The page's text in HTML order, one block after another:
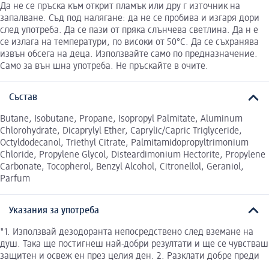
Да не се пръска към открит пламък или дру г източник на
запалване. Съд под налягане: да не се пробива и изгаря дори
след употреба. Да се пази от пряка слънчева светлина. Да н е
се излага на температури, по високи от 50°C. Да се съхранява
извън обсега на деца. Използвайте само по предназначение.
Само за вън шна употреба. Не пръскайте в очите.
Състав
Butane, Isobutane, Propane, Isopropyl Palmitate, Aluminum
Chlorohydrate, Dicaprylyl Ether, Caprylic/Capric Triglyceride,
Octyldodecanol, Triethyl Citrate, Palmitamidopropyltrimonium
Chloride, Propylene Glycol, Disteardimonium Hectorite, Propylene
Carbonate, Tocopherol, Benzyl Alcohol, Citronellol, Geraniol,
Parfum
Указания за употреба
"1. Използвай дезодоранта непосредствено след вземане на
душ. Така ще постигнеш най-добри резултати и ще се чувстваш
защитен и освеж ен през целия ден. 2. Разклати добре преди